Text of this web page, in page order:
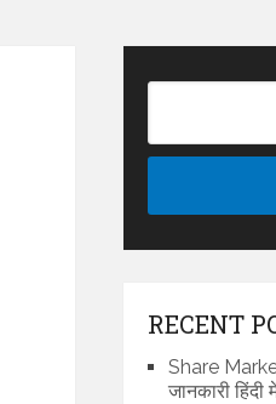
RECENT
Share
जानकारी हिंदी